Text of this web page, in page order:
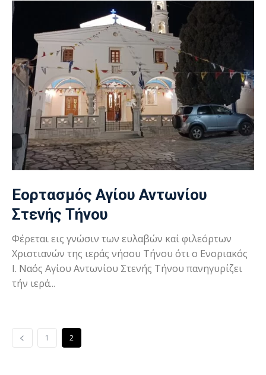
Εορτασμός Αγίου Αντωνίου
Στενής Τήνου
Φέρεται εις γνώσιν των ευλαβών καί φιλεόρτων
Χριστιανών της ιεράς νήσου Τήνου ότι ο Ενοριακός
Ι. Ναός Αγίου Αντωνίου Στενής Τήνου πανηγυρίζει
τήν ιερά...
1 2